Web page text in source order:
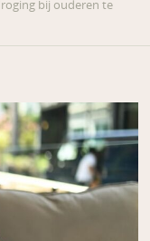
bij ouderen te